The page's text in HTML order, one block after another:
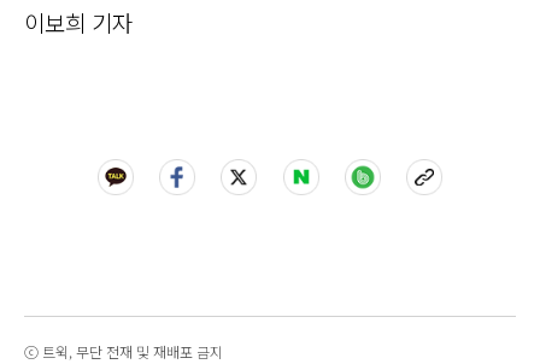
이보희 기자
ⓒ 트윅, 무단 전재 및 재배포 금지